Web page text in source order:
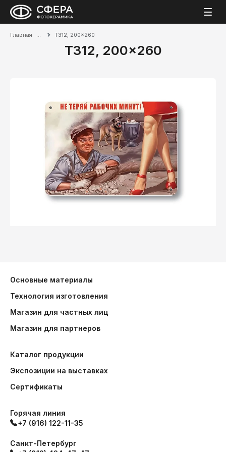
Главная T312, 200x260
T312, 200x260
Основные материалы
Технология изготовления
Магазин для частных лиц
Магазин для партнеров
Каталог продукции
Экспозиции на выставках
Сертификаты
Горячая линия
+7 (916) 122-11-35
Санкт-Петербург